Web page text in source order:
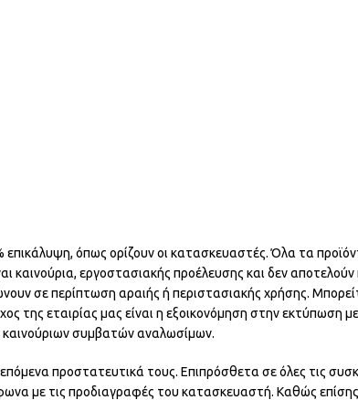
όπως ορίζουν οι κατασκευαστές. Όλα τα
εργοστασιακής προέλευσης και δεν
σε περίπτωση αραιής ή περιστασιακής χρήσης.
της εταιρίας μας είναι η εξοικονόμηση στην εκτύπωση
καινούριων συμβατών αναλωσίμων.
προστατευτικά τους. Επιπρόσθετα σε όλες τις
με τις προδιαγραφές του κατασκευαστή. Καθώς